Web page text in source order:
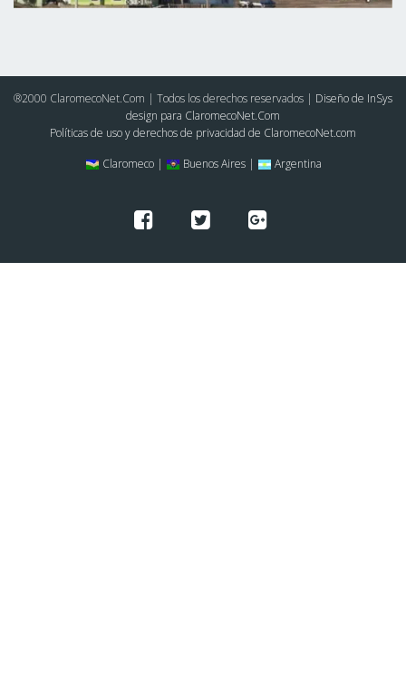
®2000 ClaromecoNet.Com | Todos los derechos reservados | Diseño de InSys
design para ClaromecoNet.Com
Políticas de uso y derechos de privacidad de ClaromecoNet.com
Claromeco |
Buenos Aires | Argentina